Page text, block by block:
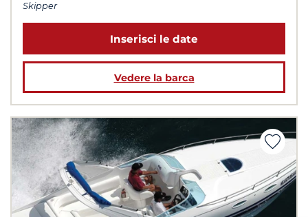
Skipper
Inserisci le date
Vedere la barca